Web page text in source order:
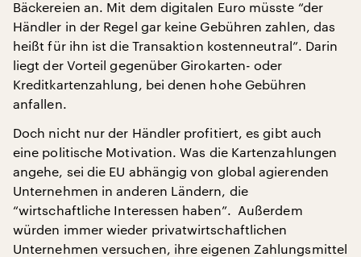
Bäckereien an. Mit dem digitalen Euro müsste “der
Händler in der Regel gar keine Gebühren zahlen, das
heißt für ihn ist die Transaktion kostenneutral”. Darin
liegt der Vorteil gegenüber Girokarten- oder
Kreditkartenzahlung, bei denen hohe Gebühren
anfallen.
Doch nicht nur der Händler profitiert, es gibt auch
eine politische Motivation. Was die Kartenzahlungen
angehe, sei die EU abhängig von global agierenden
Unternehmen in anderen Ländern, die
“wirtschaftliche Interessen haben”. Außerdem
würden immer wieder privatwirtschaftlichen
Unternehmen versuchen, ihre eigenen Zahlungsmittel